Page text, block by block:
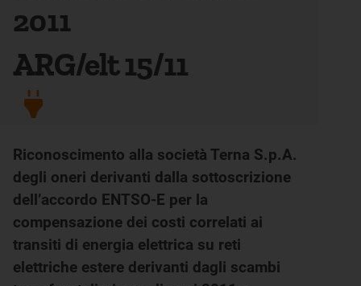
2011
ARG/elt 15/11
Riconoscimento alla società Terna S.p.A.
degli oneri derivanti dalla sottoscrizione
dell’accordo ENTSO-E per la
compensazione dei costi correlati ai
transiti di energia elettrica su reti
elettriche estere derivanti dagli scambi